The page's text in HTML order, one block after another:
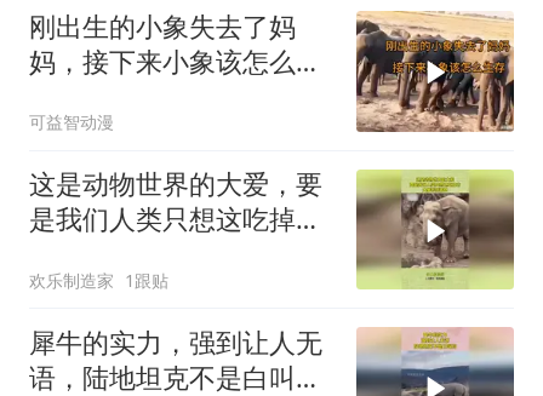
刚出生的小象失去了妈
妈，接下来小象该怎么生
可益智动漫
这是动物世界的大爱，要
是我们人类只想这吃掉
欢乐制造家 1跟贴
犀牛的实力，强到让人无
语，陆地坦克不是白叫